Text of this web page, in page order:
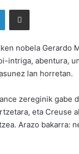
nobela Gerardo
intriga, abentura,
lan horretan.
zereginik gabe
eta Creuse
Arazo bakarra: